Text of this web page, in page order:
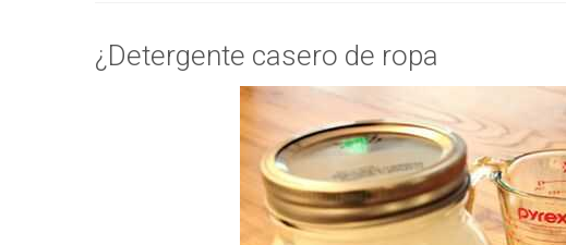
¿Detergente casero de ropa